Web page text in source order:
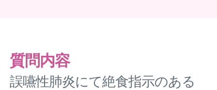
質問内容
誤嚥性肺炎にて絶食指示のある